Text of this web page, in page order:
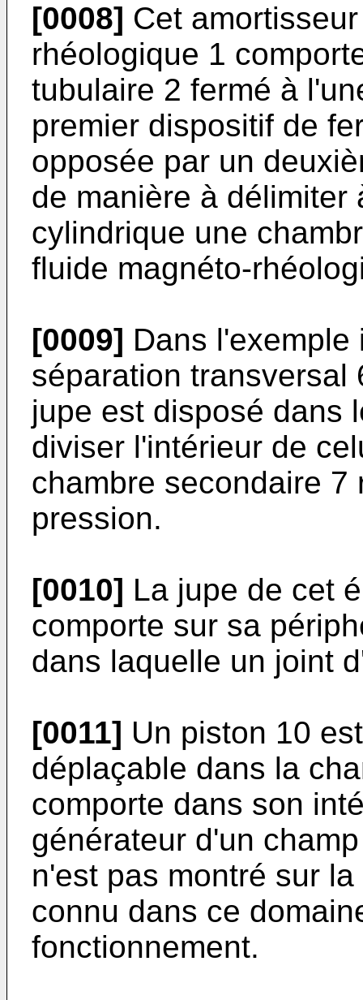
[0008] Cet
rhéologique 1
tubulaire 2 fermé à
premier dispositif de
opposée par un
de manière à délimiter
cylindrique une
fluide magnéto-
[0009] Dans
séparation transversal
jupe est disposé dans
diviser l'intérieur de
chambre secondaire 7
pression.
[0010] La jupe de cet
comporte sur sa
dans laquelle un joint
[0011] Un piston 10
déplaçable dans la
comporte dans son
générateur d'un
n'est pas montré sur
connu dans ce
fonctionnement.